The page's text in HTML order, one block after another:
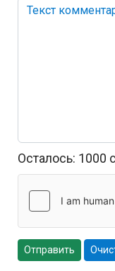
Осталось: 1000
Отправить